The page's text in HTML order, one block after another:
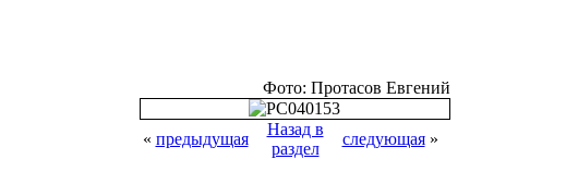
Фото: Протасов Евгений
« предыдущая
Назад в
раздел
следующая»